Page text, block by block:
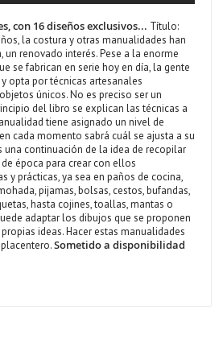
con 16 diseños exclusivos... Título:
la costura y otras manualidades han
un renovado interés. Pese a la enorme
se fabrican en serie hoy en día, la gente
opta por técnicas artesanales
únicos. No es preciso ser un
del libro se explican las técnicas a
tiene asignado un nivel de
cada momento sabrá cuál se ajusta a su
una continuación de la idea de recopilar
época para crear con ellos
y prácticas, ya sea en paños de cocina,
pijamas, bolsas, cestos, bufandas,
hasta cojines, toallas, mantas o
adaptar los dibujos que se proponen
ideas. Hacer estas manualidades
Sometido a disponibilidad